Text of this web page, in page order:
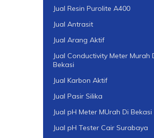
Jual Resin Purolite A400
Jual Antrasit
Jual Arang Aktif
Jual Conductivity Meter Murah
Bekasi
Jual Karbon Aktif
Jual Pasir Silika
Jual pH Meter MUrah Di Bekasi
Jual pH Tester Cair Surabaya